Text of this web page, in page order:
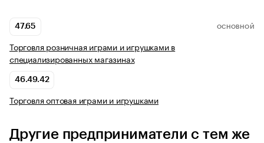
47.65 ОСНОВНОЙ
Торговля розничная играми и игрушками в
специализированных магазинах
46.49.42
Торговля оптовая играми и игрушками
Другие предприниматели с тем же